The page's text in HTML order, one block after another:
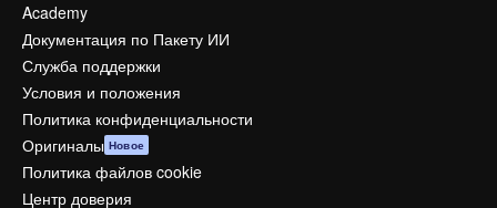
Academy
Документация по Пакету ИИ
Служба поддержки
Условия и положения
Политика конфиденциальности
Оригиналы Новое
Политика файлов cookie
Центр доверия